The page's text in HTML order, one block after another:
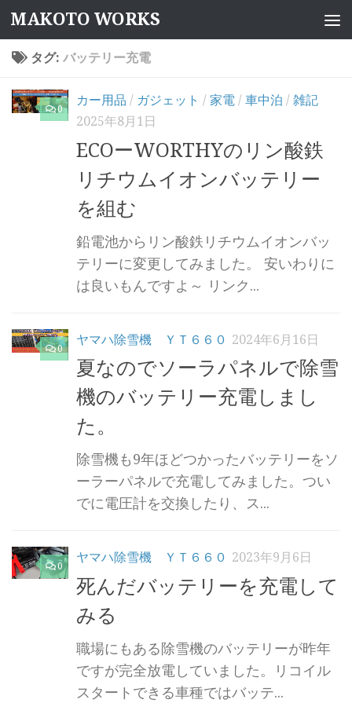
コンテンツへスキップ
MAKOTO WORKS
タグ: バッテリー充電
0
カー用品 / ガジェット / 家電 / 車中泊 / 雑記
2025年8月1日
ECOーWORTHYのリン酸鉄
リチウムイオンバッテリー
を組む
鉛電池からリン酸鉄リチウムイオンバッ
テリーに変更してみました。 安いわりに
は良いもんですよ～ リンク...
0
ヤマハ除雪機 ＹＴ６６０ 2024年6月16日
夏なのでソーラパネルで除雪
機のバッテリー充電しまし
た。
除雪機も9年ほどつかったバッテリーをソ
ーラーパネルで充電してみました。つい
でに電圧計を交換したり、ス...
0
ヤマハ除雪機 ＹＴ６６０ 2023年9月6日
死んだバッテリーを充電して
みる
職場にもある除雪機のバッテリーが昨年
ですが完全放電していました。リコイル
スタートできる車種ではバッテ...